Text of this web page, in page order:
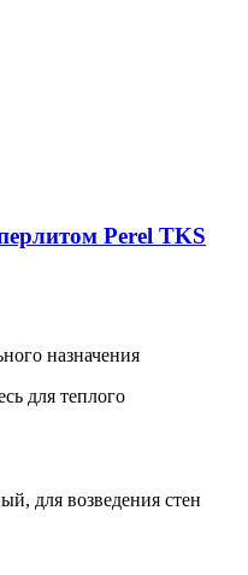
Perel TKS
назначения
для теплого
для возведения стен